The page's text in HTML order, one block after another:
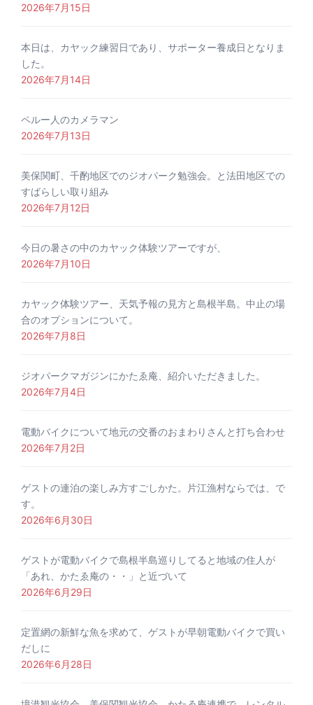
2026年7月15日
本日は、カヤック練習日であり、サポーター養成日となりま
した。
2026年7月14日
ペルー人のカメラマン
2026年7月13日
美保関町、千酌地区でのジオパーク勉強会。と法田地区での
すばらしい取り組み
2026年7月12日
今日の暑さの中のカヤック体験ツアーですが、
2026年7月10日
カヤック体験ツアー、天気予報の見方と島根半島。中止の場
合のオプションについて。
2026年7月8日
ジオパークマガジンにかたゑ庵、紹介いただきました。
2026年7月4日
電動バイクについて地元の交番のおまわりさんと打ち合わせ
2026年7月2日
ゲストの連泊の楽しみ方すごしかた。片江漁村ならでは、で
す。
2026年6月30日
ゲストが電動バイクで島根半島巡りしてると地域の住人が
「あれ、かたゑ庵の・・」と近づいて
2026年6月29日
定置網の新鮮な魚を求めて、ゲストが早朝電動バイクで買い
だしに
2026年6月28日